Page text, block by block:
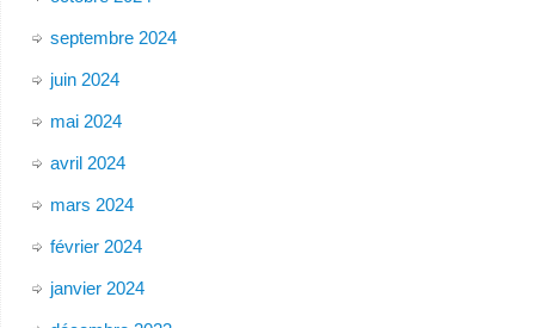
septembre 2024
juin 2024
mai 2024
avril 2024
mars 2024
février 2024
janvier 2024